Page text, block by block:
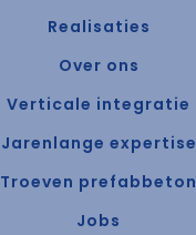
Realisaties
Over ons
Verticale integratie
Jarenlange expertise
Troeven prefabbeton
Jobs